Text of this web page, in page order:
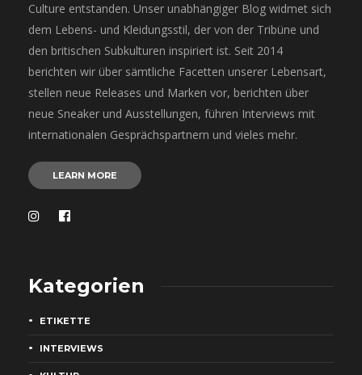
Culture entstanden. Unser unabhängiger Blog widmet sich
dem Lebens- und Kleidungsstil, der von der Tribüne und
den britischen Subkulturen inspiriert ist. Seit 2014
berichten wir über sämtliche Facetten unserer Lebensart,
stellen neue Releases und Marken vor, berichten über
neue Sneaker und Ausstellungen, führen Interviews mit
internationalen Gesprächspartnern und vieles mehr.
LEARN MORE
Kategorien
ETIKETTE
INTERVIEWS